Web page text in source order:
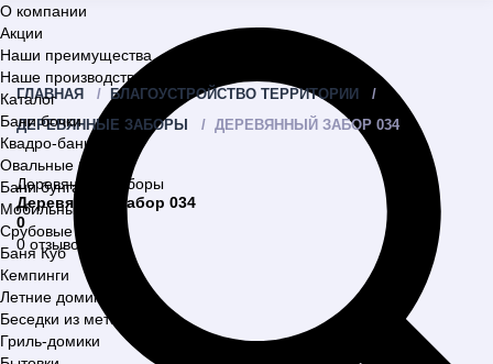
О компании
Акции
Наши преимущества
Наше производство
Каталог
Бани бочки
Квадро-бани
Овальные бани
Бани бунгало
Мобильные бани
Срубовые бани
Баня Куб
Кемпинги
Летние домики
Беседки из металла
Гриль-домики
ГЛАВНАЯ
БЛАГОУСТРОЙСТВО ТЕРРИТОРИИ
ДЕРЕВЯННЫЕ ЗАБОРЫ
ДЕРЕВЯННЫЙ ЗАБОР 034
Деревянные заборы
Деревянный забор 034
0
0 отзывов